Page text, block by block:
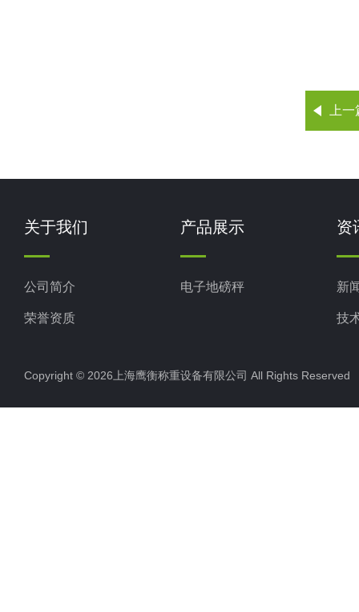
上一
关于我们
公司简介
荣誉资质
产品展示
电子地磅秤
资
新
技
Copyright © 2026上海鹰衡称重设备有限公司 All Rights